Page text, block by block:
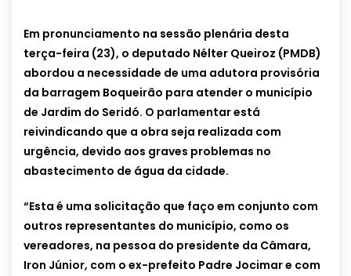
Em pronunciamento na sessão plenária desta
terça-feira (23), o deputado Nélter Queiroz (PMDB)
abordou a necessidade de uma adutora provisória
da barragem Boqueirão para atender o município
de Jardim do Seridó. O parlamentar está
reivindicando que a obra seja realizada com
urgência, devido aos graves problemas no
abastecimento de água da cidade.
“Esta é uma solicitação que faço em conjunto com
outros representantes do município, como os
vereadores, na pessoa do presidente da Câmara,
Iron Júnior, com o ex-prefeito Padre Jocimar e com